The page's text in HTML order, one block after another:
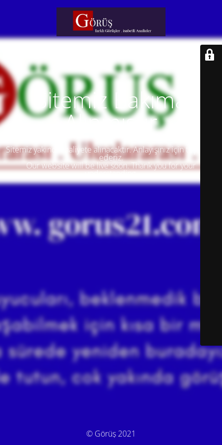
Sitemiz Bakıma
Alınmıştır
Sitemiz yakında faaliyete alınacaktır. Anlayışınız için teşekkür
ederiz.
Our website will be live soon. Thank you for your
understanding.
© Görüş 2021